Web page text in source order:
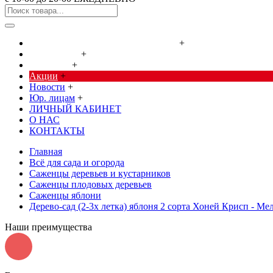
+
+
+
Акции +
Новости +
Юр. лицам +
ЛИЧНЫЙ КАБИНЕТ
О НАС
КОНТАКТЫ
Главная
Всё для сада и огорода
Саженцы деревьев и кустарников
Саженцы плодовых деревьев
Саженцы яблони
Дерево-сад (2-3х летка) яблоня 2 сорта Хоней Крисп -
Наши преимущества